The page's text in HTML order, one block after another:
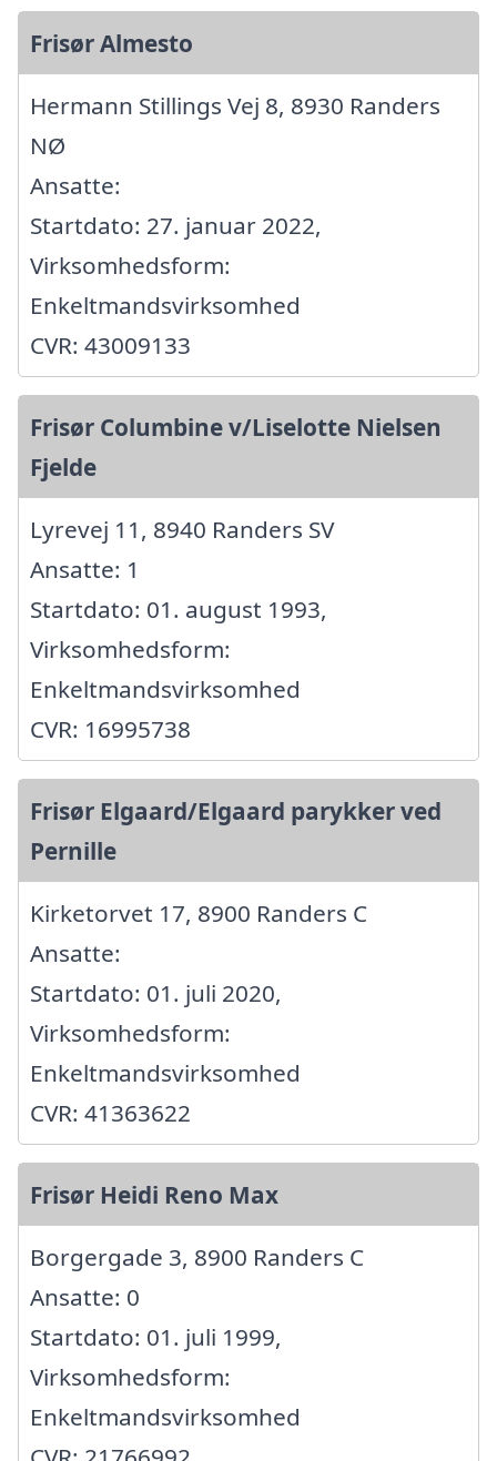
Frisør Almesto
Hermann Stillings Vej 8, 8930 Randers
NØ
Ansatte:
Startdato: 27. januar 2022,
Virksomhedsform:
Enkeltmandsvirksomhed
CVR: 43009133
Frisør Columbine v/Liselotte Nielsen
Fjelde
Lyrevej 11, 8940 Randers SV
Ansatte: 1
Startdato: 01. august 1993,
Virksomhedsform:
Enkeltmandsvirksomhed
CVR: 16995738
Frisør Elgaard/Elgaard parykker ved
Pernille
Kirketorvet 17, 8900 Randers C
Ansatte:
Startdato: 01. juli 2020,
Virksomhedsform:
Enkeltmandsvirksomhed
CVR: 41363622
Frisør Heidi Reno Max
Borgergade 3, 8900 Randers C
Ansatte: 0
Startdato: 01. juli 1999,
Virksomhedsform:
Enkeltmandsvirksomhed